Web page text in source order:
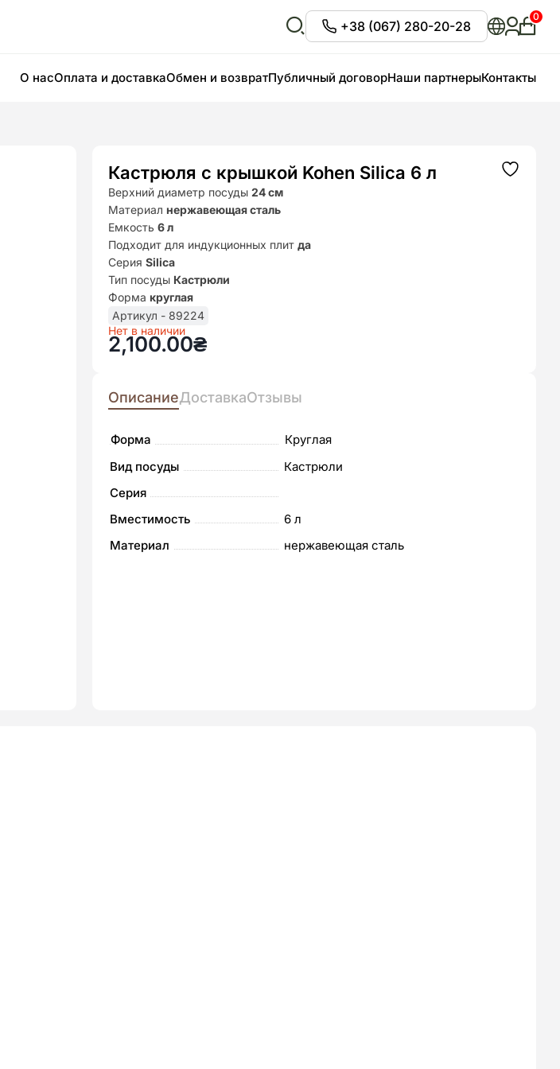
пошук
+38 (067) 280-20-28
0
О насОплата и доставкаОбмен и возвратПубличный договорНаши партнерыКонтакты
Кастрюля с крышкой Kohen Silica 6 л
Верхний диаметр посуды24 см
Материалнержавеющая сталь
Емкость6 л
Подходит для индукционных плитда
СерияSilica
Тип посуды Кастрюли
Формакруглая
Артикул - 89224
Нет в наличии
2,100.00₴
Додати
ОписаниеДоставкаОтзывы
Форма
Круглая
Вид посуды
Кастрюли
Серия
Вместимость
6 л
Материал
нержавеющая сталь